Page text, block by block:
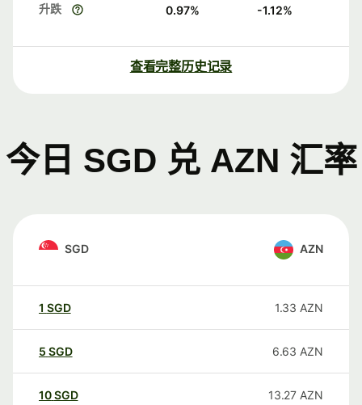
升跌 0.97% -1.12%
查看完整历史记录
今日 SGD 兑 AZN 汇率
SGD AZN
1 SGD 1.33 AZN
5 SGD 6.63 AZN
10SGD 13.27 AZN